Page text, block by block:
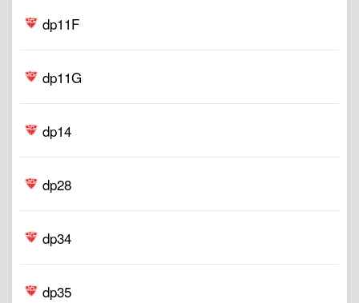
dp11F
dp11G
dp14
dp28
dp34
dp35